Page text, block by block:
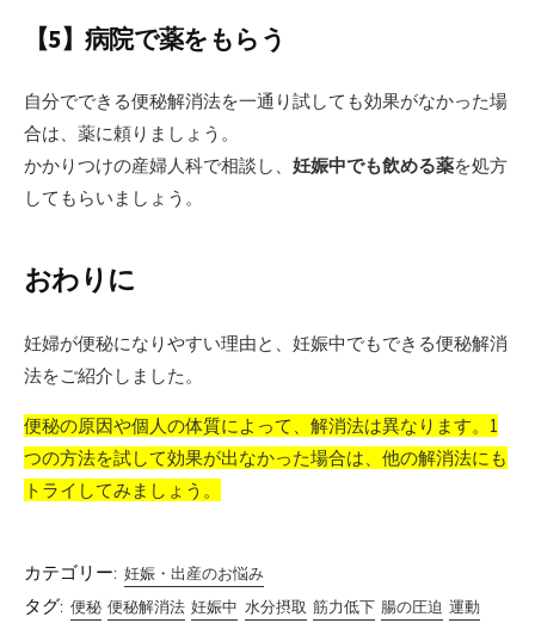
【5】病院で薬をもらう
自分でできる便秘解消法を一通り試しても効果がなかった場
合は、薬に頼りましょう。
かかりつけの産婦人科で相談し、 妊娠中でも飲める薬を処方
してもらいましょう。
おわりに
妊婦が便秘になりやすい理由と、妊娠中でもできる便秘解消
法をご紹介しました。
便秘の原因や個人の体質によって、解消法は異なります。1
つの方法を試して効果が出なかった場合は、他の解消法にも
トライしてみましょう。
カテゴリー: 妊娠・出産のお悩み
タグ: 便秘 便秘解消法 妊娠中 水分摂取 筋力低下 腸の圧迫 運動